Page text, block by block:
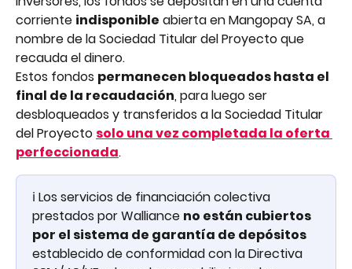
corriente indisponible abierta en Mangopay SA, a
nombre de la Sociedad Titular del Proyecto que
recauda el dinero.
Estos fondos permanecen bloqueados hasta el
final de la recaudación, para luego ser
desbloqueados y transferidos a la Sociedad Titular
del Proyecto solo una vez completada la oferta
perfeccionada.
ℹ️ Los servicios de financiación colectiva
prestados por Walliance no están cubiertos
por el sistema de garantía de depósitos
establecido de conformidad con la Directiva